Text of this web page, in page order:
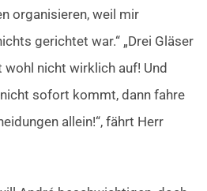
organisieren, weil mir
gerichtet war.“ „Drei Gläser
wohl nicht wirklich auf! Und
sofort kommt, dann fahre
allein!“, fährt Herr